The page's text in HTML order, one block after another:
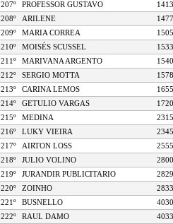
207º
PROFESSOR GUSTAVO
208º
ARILENE
209º
MARIA CORREA
210º
MOISÉS SCUSSEL
211º
MARIVANA ARGENTO
212º
SERGIO MOTTA
213º
CARINA LEMOS
214º
GETULIO VARGAS
215º
MEDINA
216º
LUKY VIEIRA
217º
AIRTON LOSS
218º
JULIO VOLINO
219º
JURANDIR PUBLICITARIO
220º
ZOINHO
221º
BUSNELLO
222º
RAUL DAMO